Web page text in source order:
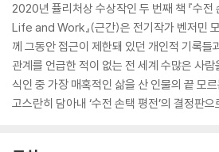
2020년 퓰리처상 수상작인 두 번째 책 『수
Life and Work』(근간)은 전기작가 벤저민
께 그동안 접근이 제한돼 있던 개인적 기록들
관계를 언급한 적이 없는 전 세계 수많은 사
식인 중 가장 매혹적인 삶을 산 인물의 끝 모
고스란히 담아내 ‘수전 손택 평전’의 결정판으